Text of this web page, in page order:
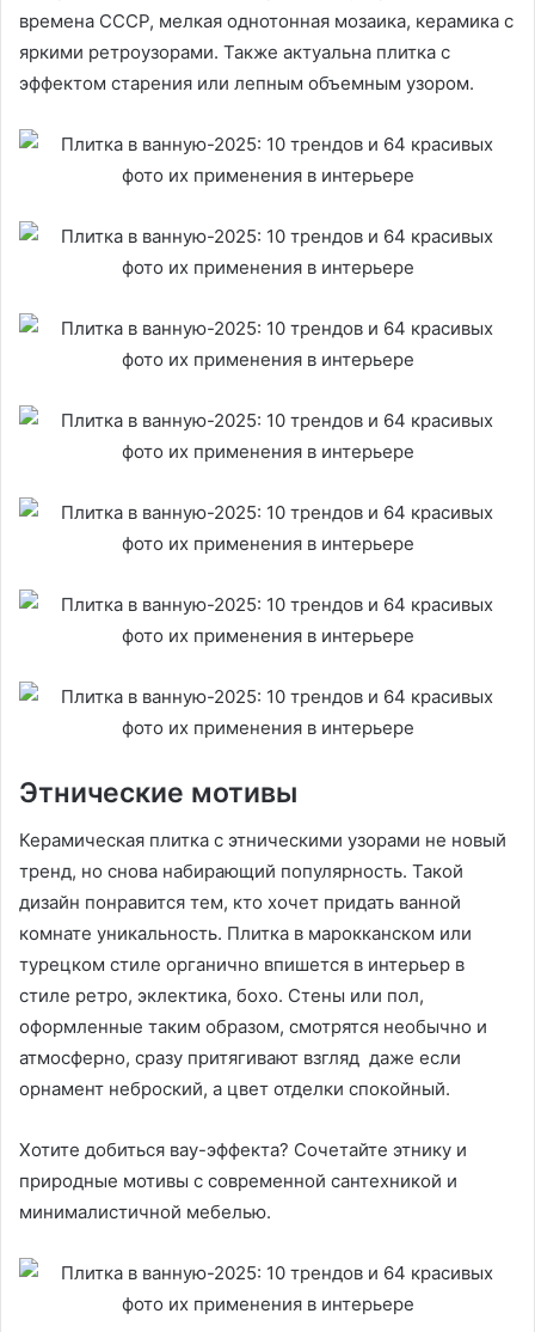
времена СССР, мелкая однотонная мозаика, керамика с
яркими ретроузорами. Также актуальна плитка с
эффектом старения или лепным объемным узором.
Этнические мотивы
Керамическая плитка с этническими узорами не новый
тренд, но снова набирающий популярность. Такой
дизайн понравится тем, кто хочет придать ванной
комнате уникальность. Плитка в марокканском или
турецком стиле органично впишется в интерьер в
стиле ретро, эклектика, бохо. Стены или пол,
оформленные таким образом, смотрятся необычно и
атмосферно, сразу притягивают взгляд даже если
орнамент неброский, а цвет отделки спокойный.
Хотите добиться вау-эффекта? Сочетайте этнику и
природные мотивы с современной сантехникой и
минималистичной мебелью.